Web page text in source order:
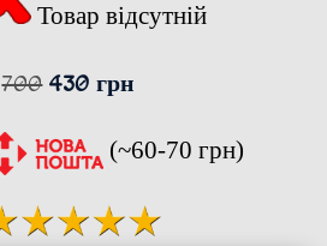
Товар відсутній
700 430 грн
(~60-70 грн)